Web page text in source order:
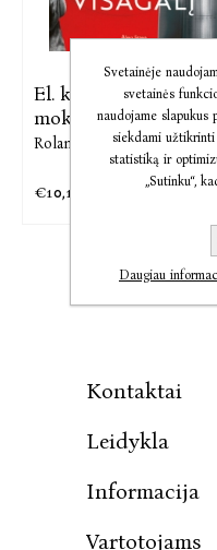
El. knyga Tikiu į
mokslą ...
Rolandas Maskoliūnas
€10,18
Kontaktai
Leidykla
Informacija
Vartotojams
Svetainėje
svetainės
naudojame slapukus
siekdami
statistiką ir
„Sutinku“,
Daugiau